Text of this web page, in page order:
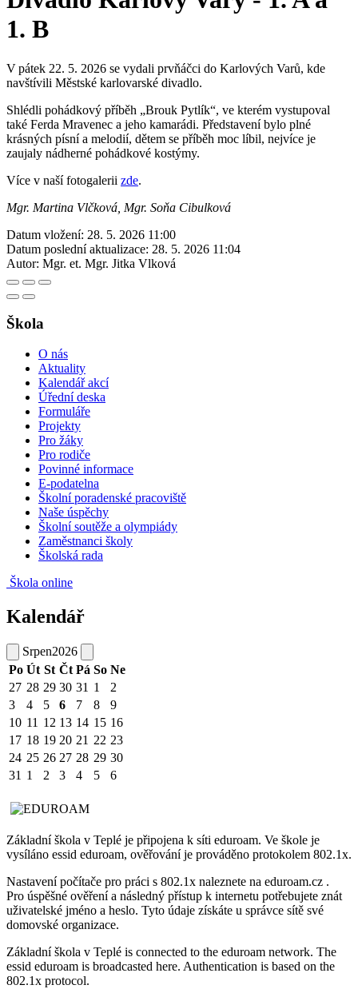
1. B
V pátek 22. 5. 2026 se vydali prvňáčci do Karlových Varů, kde
navštívili Městské karlovarské divadlo.
Shlédli pohádkový příběh „Brouk Pytlík“, ve kterém vystupoval
také Ferda Mravenec a jeho kamarádi. Představení bylo plné
krásných písní a melodií, dětem se příběh moc líbil, nejvíce je
zaujaly nádherné pohádkové kostýmy.
Více v naší fotogalerii zde.
Mgr. Martina Vlčková, Mgr. Soňa Cibulková
Datum vložení: 28. 5. 2026 11:00
Datum poslední aktualizace: 28. 5. 2026 11:04
Autor: Mgr. et. Mgr. Jitka Vlková
Škola
O nás
Aktuality
Kalendář akcí
Úřední deska
Formuláře
Projekty
Pro žáky
Pro rodiče
Povinné informace
E-podatelna
Školní poradenské pracoviště
Naše úspěchy
Školní soutěže a olympiády
Zaměstnanci školy
Školská rada
Škola online
Kalendář
Srpen2026
Po Út St Čt Pá So Ne
27 28 29 30 31 1
2
3
4 5 6 7 8
9
10 11 12 13 14 15 16
17 18 19 20 21 22 23
24 25 26 27 28 29 30
31 1 2 3 4 5 6
Základní škola v Teplé je připojena k síti eduroam. Ve škole je
vysíláno essid eduroam, ověřování je prováděno protokolem 802.1x.
Nastavení počítače pro práci s 802.1x naleznete na eduroam.cz .
Pro úspěšné ověření a následný přístup k internetu potřebujete znát
uživatelské jméno a heslo. Tyto údaje získáte u správce sítě své
domovské organizace.
Základní škola v Teplé is connected to the eduroam network. The
essid eduroam is broadcasted here. Authentication is based on the
802.1x protocol.